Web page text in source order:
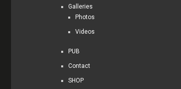
Galleries
Photos
Videos
PUB
Contact
SHOP